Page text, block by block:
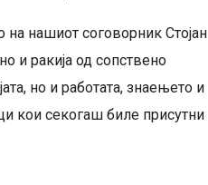
на нашиот соговорник Стојан
и ракија од сопствено
но и работата, знаењето и
кои секогаш биле присутни